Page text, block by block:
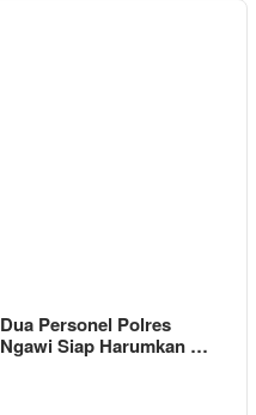
Dua Personel Polres
Ngawi Siap Harumkan …